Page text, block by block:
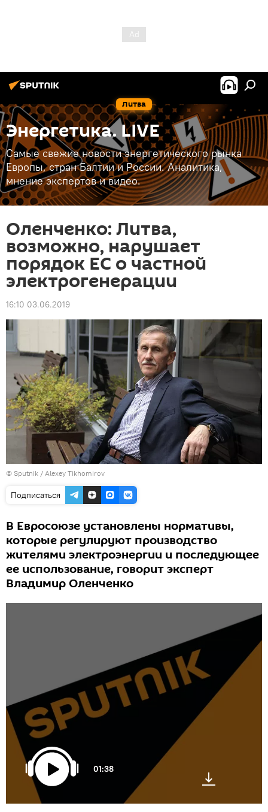
Литва
Энергетика. LIVE
Самые свежие новости энергетического рынка
Европы, стран Балтии и России. Аналитика,
мнение экспертов и видео.
Оленченко: Литва,
возможно, нарушает
порядок ЕС о частной
электрогенерации
16:10 03.06.2019
© Sputnik / Alexey Tikhomirov
Подписаться
В Евросоюзе установлены нормативы,
которые регулируют производство
жителями электроэнергии и последующее
ее использование, говорит эксперт
Владимир Оленченко
01:38